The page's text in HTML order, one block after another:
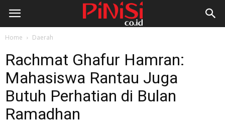
Home Daerah
Rachmat Ghafur Hamran:
Mahasiswa Rantau Juga
Butuh Perhatian di Bulan
Ramadhan